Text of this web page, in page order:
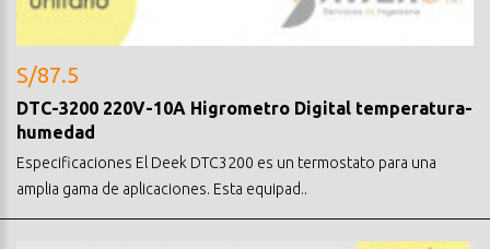
S/87.5
DTC-3200 220V-10A Higrometro Digital temperatura-
humedad
Especificaciones El Deek DTC3200 es un termostato para una
amplia gama de aplicaciones. Esta equipad..